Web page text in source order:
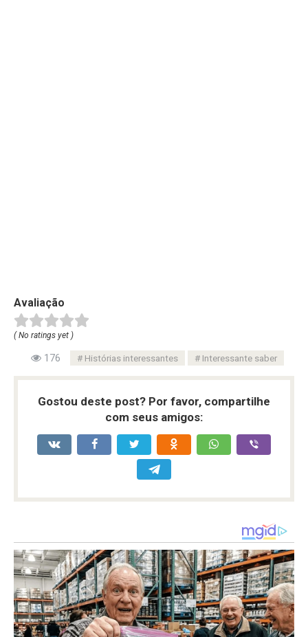
Avaliação
( No ratings yet )
176 Histórias interessantes Interessante saber
Gostou deste post? Por favor, compartilhe
com seus amigos: